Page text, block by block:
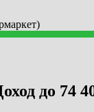
до 74